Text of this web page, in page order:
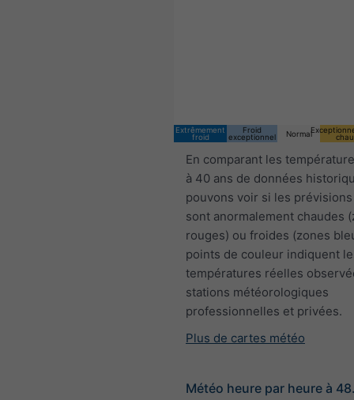
Extrêmement
froid
Froid
exceptionnel
Normal
En comparant les
à 40 ans de données
pouvons voir si les
sont anormalement chaudes
rouges) ou froides (zones
points de couleur indiquent
températures réelles
stations météorologiques
professionnelles et privées.
Plus de cartes météo
Météo heure par heure à